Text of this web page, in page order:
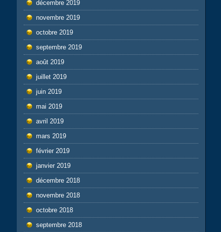
décembre 2019
novembre 2019
octobre 2019
septembre 2019
août 2019
juillet 2019
juin 2019
mai 2019
avril 2019
mars 2019
février 2019
janvier 2019
décembre 2018
novembre 2018
octobre 2018
septembre 2018